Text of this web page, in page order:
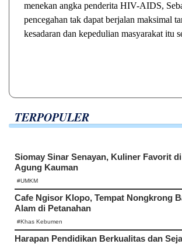
menekan angka penderita HIV-AIDS,
pencegahan tak dapat berjalan maksimal
kesadaran dan kepedulian masyarakat itu
TERPOPULER
Siomay Sinar Senayan, Kuliner Favorit
Agung Kauman
#UMKM
Cafe Ngisor Klopo, Tempat Nongkrong
Alam di Petanahan
#Khas Kebumen
Harapan Pendidikan Berkualitas dan